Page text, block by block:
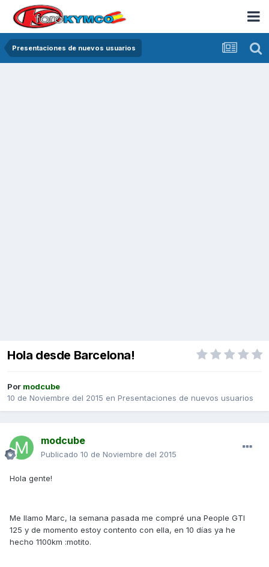
Presentaciones de nuevos usuarios
Hola desde Barcelona!
Por modcube
10 de Noviembre del 2015 en Presentaciones de nuevos usuarios
modcube
Publicado 10 de Noviembre del 2015
Hola gente!
Me llamo Marc, la semana pasada me compré una People GTI
125 y de momento estoy contento con ella, en 10 días ya he
hecho 1100km :motito.